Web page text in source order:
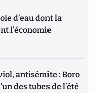
d’eau dont la
l’économie
antisémite : Boro
des tubes de l’été